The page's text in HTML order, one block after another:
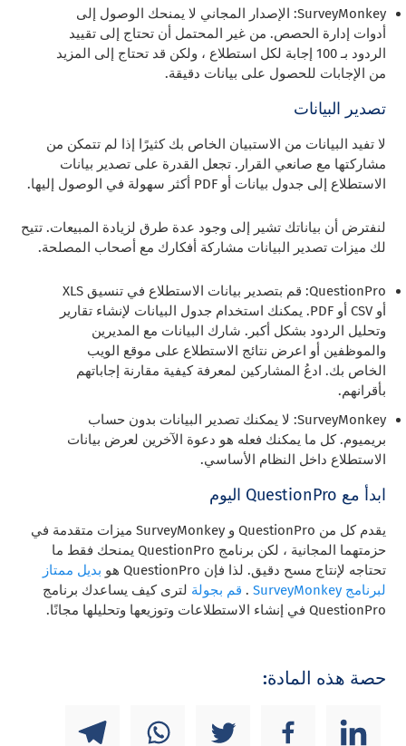
SurveyMonkey: الإصدار المجاني لا يمنحك الوصول إلى
أدوات إدارة الحصص. من غير المحتمل أن تحتاج إلى تقييد
الردود بـ 100 إجابة لكل استطلاع ، ولكن قد تحتاج إلى المزيد
من الإجابات للحصول على بيانات دقيقة.
تصدير البيانات
لا تفيد البيانات من الاستبيان الخاص بك كثيرًا إذا لم تتمكن من
مشاركتها مع صانعي القرار. تجعل القدرة على تصدير بيانات
الاستطلاع إلى جدول بيانات أو PDF أكثر سهولة في الوصول إليها.
لنفترض أن بياناتك تشير إلى وجود عدة طرق لزيادة المبيعات. تتيح
لك ميزات تصدير البيانات مشاركة أفكارك مع أصحاب المصلحة.
QuestionPro: قم بتصدير بيانات الاستطلاع في تنسيق XLS
أو CSV أو PDF. يمكنك استخدام جدول البيانات لإنشاء تقارير
وتحليل الردود بشكل أكبر. شارك البيانات مع المديرين
والموظفين أو اعرض نتائج الاستطلاع على موقع الويب
الخاص بك. ادعُ المشاركين لمعرفة كيفية مقارنة إجاباتهم
بأقرانهم.
SurveyMonkey: لا يمكنك تصدير البيانات بدون حساب
بريميوم. كل ما يمكنك فعله هو دعوة الآخرين لعرض بيانات
الاستطلاع داخل النظام الأساسي.
ابدأ مع QuestionPro اليوم
يقدم كل من QuestionPro و SurveyMonkey ميزات متقدمة في
حزمتهما المجانية ، لكن برنامج QuestionPro يمنحك فقط ما
تحتاجه لإنتاج مسح دقيق. لذا فإن QuestionPro هو
بديل ممتاز
لبرنامج SurveyMonkey
. قم بجولة لترى كيف يساعدك برنامج
QuestionPro في إنشاء الاستطلاعات وتوزيعها وتحليلها مجانًا.
حصة هذه المادة: